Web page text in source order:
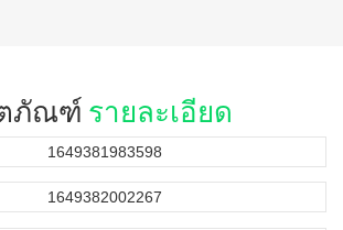
ภัณฑ์ รายละเอียด